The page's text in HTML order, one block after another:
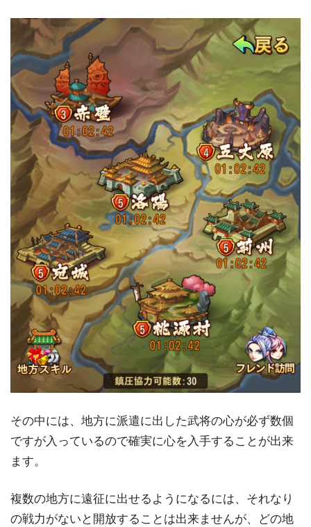
その中には、地方に派遣に出した武将の心が必ず数個
ですが入っているので確実に心を入手することが出来
ます。
複数の地方に遠征に出せるようになるには、それなり
の戦力がないと開放することは出来ませんが、どの地